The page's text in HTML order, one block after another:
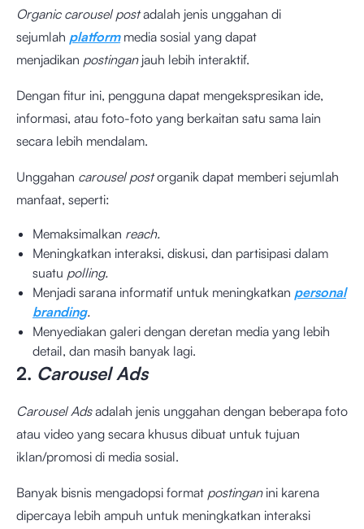
Organic carousel postadalah jenis unggahan di
sejumlah platformmedia sosial yang dapat
menjadikan postingan jauh lebih interaktif.
Dengan fitur ini, pengguna dapat mengekspresikan ide,
informasi, atau foto-foto yang berkaitan satu sama lain
secara lebih mendalam.
Unggahan carousel postorganik dapat memberi sejumlah
manfaat, seperti:
Memaksimalkan reach.
Meningkatkan interaksi, diskusi, dan partisipasi dalam
suatu polling.
Menjadi sarana informatif untuk meningkatkan personal
branding.
Menyediakan galeri dengan deretan media yang lebih
detail, dan masih banyak lagi.
2. Carousel Ads
Carousel Adsadalah jenis unggahan dengan beberapa foto
atau video yang secara khusus dibuat untuk tujuan
iklan/promosi di media sosial.
Banyak bisnis mengadopsi format postingan ini karena
dipercaya lebih ampuh untuk meningkatkan interaksi